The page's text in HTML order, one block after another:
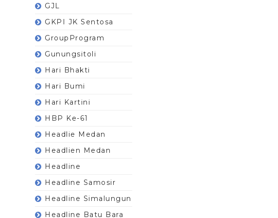
GJL
GKPI JK Sentosa
GroupProgram
Gunungsitoli
Hari Bhakti
Hari Bumi
Hari Kartini
HBP Ke-61
Headlie Medan
Headlien Medan
Headline
Headline Samosir
Headline Simalungun
Headline Batu Bara